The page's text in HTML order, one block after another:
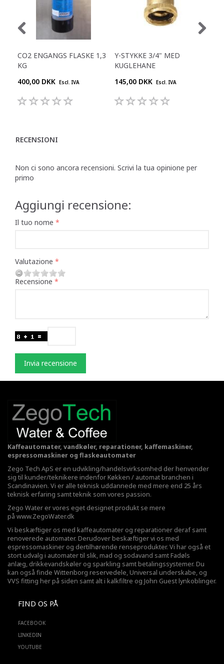
CO2 ENGANGS FLASKE 1,3
KG
400,00 DKK Escl. IVA
Y-STYKKE 3/4" MED
KUGLEHANE
145,00 DKK Escl. IVA
RECENSIONI
Non ci sono ancora recensioni. Scrivi la tua opinione per
primo
Aggiungi recensione:
Il tuo nome
Valutazione
Recensione
Invia recensione
Kaffeautomater, vandkøler, reparationer, kaffemaskiner,
espressomaskiner og flaskeautomater
Zego Tech ApS er en udvikling/handelsvirksomhed der henvender
sig til kunder/teknikere indenfor Køkken / automat branchen i
Scandinavien. Vi er alle teknisk uddannede med mere end 25 års
teknisk erfaring samt teknik som vores passion.
Zego Water er vores eget designet produkt se mere
på www.ZegoWater.dk
Vi beskæftiger os med kaffeautomater og reparationer deraf samt
renoverede automater. Derudover beskæftiger vi os med
espressomaskiner og dertilhørende renseprodukter. Vi har også et
stort udvalg i automater til slik, mad og sodavand samt Fadøls
anlæg, drikkevandskøler og sparkling samt betalingssystemer. Du
kan også finde Wittenborg reservedele, Universal underskabe, og
VVS fitting her på siden samt alt i kalkfiltre og John Guest lynkoblinger.
FIND OS PÅ
FACEBOOK
LINKEDIN
YOUTUBE